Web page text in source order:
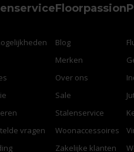
vragen
Floorpassion
Blog
Merken
Over ons
Sale
Stalenservice
Woonaccessoires
Zakelijke klanten